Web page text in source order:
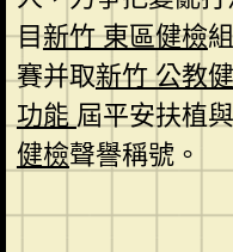
目新竹 東區健檢
賽并取新竹 公教
功能屆平安扶植
健檢聲譽稱號。